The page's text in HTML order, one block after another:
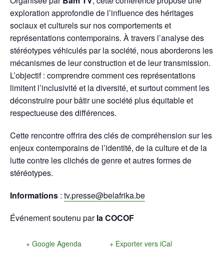
exploration approfondie de l’influence des héritages
sociaux et culturels sur nos comportements et
représentations contemporains. À travers l’analyse des
stéréotypes véhiculés par la société, nous aborderons les
mécanismes de leur construction et de leur transmission.
L’objectif : comprendre comment ces représentations
limitent l’inclusivité et la diversité, et surtout comment les
déconstruire pour bâtir une société plus équitable et
respectueuse des différences.
Cette rencontre offrira des clés de compréhension sur les
enjeux contemporains de l’identité, de la culture et de la
lutte contre les clichés de genre et autres formes de
stéréotypes.
Informations : tv.presse@belafrika.be
Événement soutenu parla COCOF
+ Google Agenda + Exporter vers iCal